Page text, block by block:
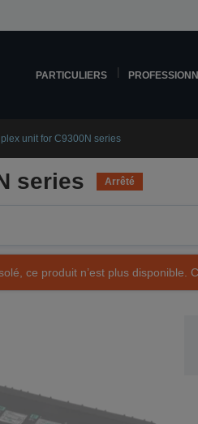
PARTICULIERS
unit for C9300N series
series Arrêté
ce produit n’est plus disponible.